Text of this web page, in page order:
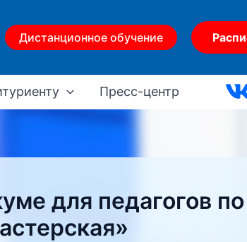
Дистанционное обучение
Пресс-центр
для педагогов по